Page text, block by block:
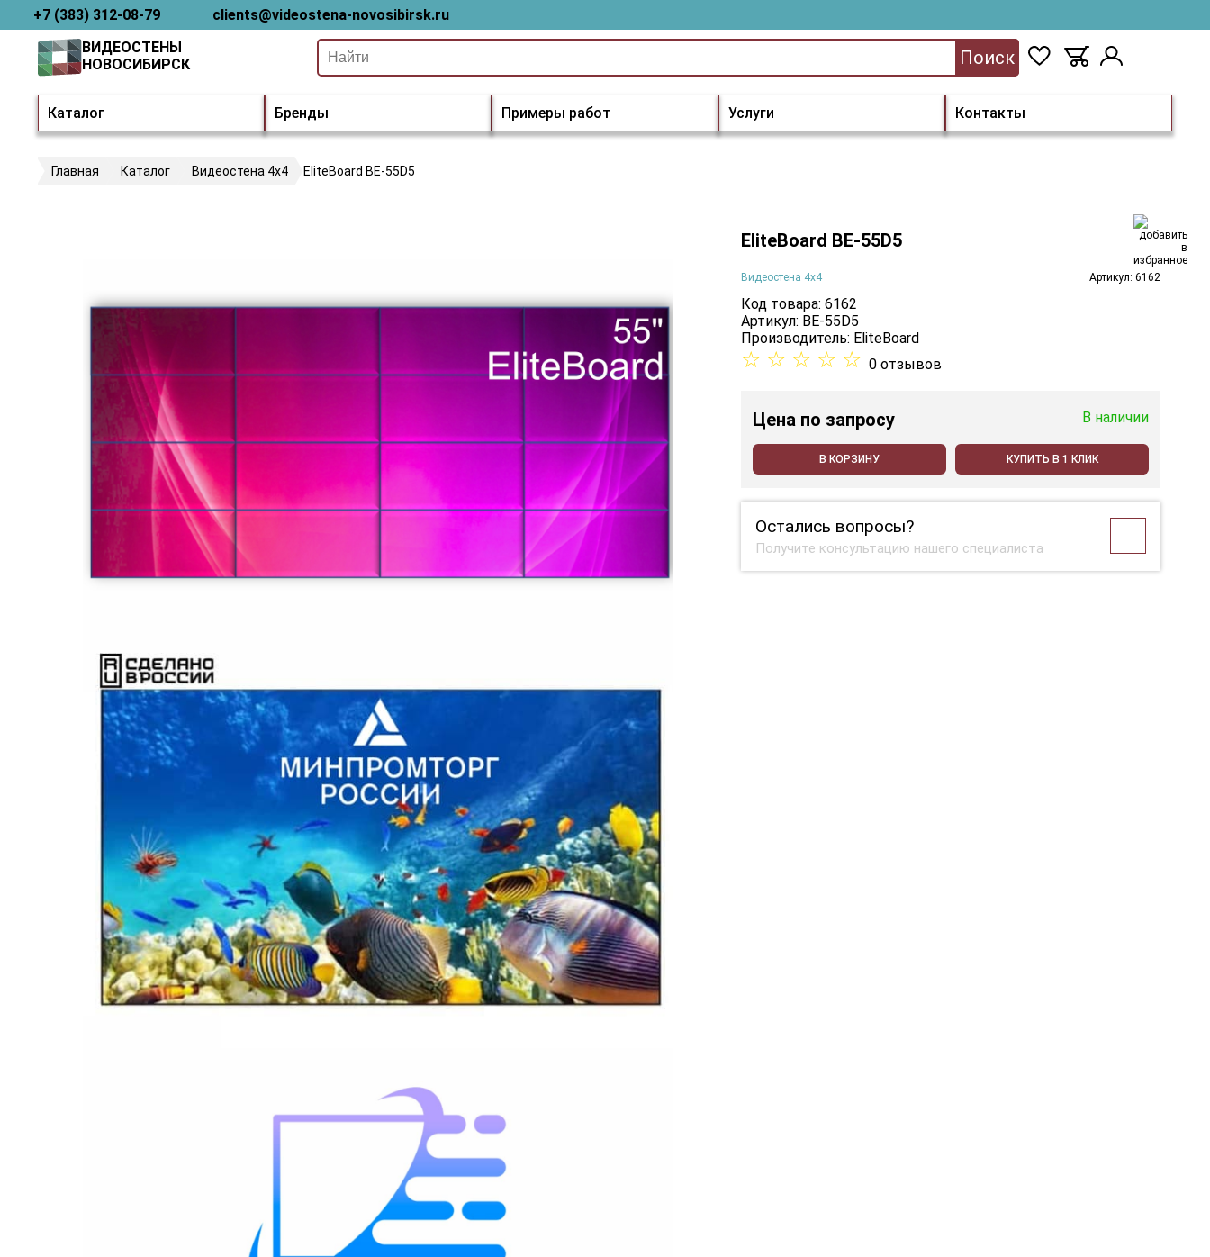
+7 (383) 312-08-79 clients@videostena-novosibirsk.ru
Каталог Бренды Примеры работ Услуги Контакты
ВИДЕОСТЕНЫ
НОВОСИБИРСК
Поиск
Главная Каталог Видеостена 4х4 EliteBoard BE-55D5
EliteBoard BE-55D5
Видеостена 4х4 Артикул: 6162
Код товара: 6162
Артикул: BE-55D5
Производитель: EliteBoard
☆ ☆ ☆ ☆ ☆ 0 отзывов
Цена по запросу В наличии
В КОРЗИНУ КУПИТЬ В 1 КЛИК
Остались вопросы?
Получите консультацию нашего специалиста